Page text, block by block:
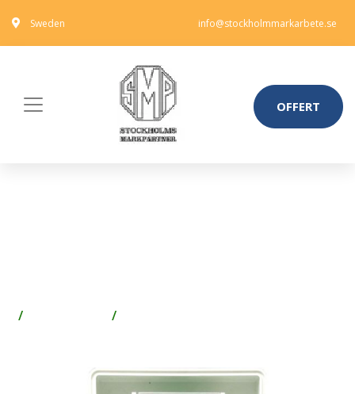
Sweden info@stockholmmarkarbete.se
OFFERT